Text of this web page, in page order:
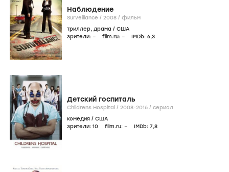
Наблюдение
Surveillance / 2008 / фильм
триллер, драма / США
зрители: – film.ru: – IMDb: 6,3
Детский госпиталь
Childrens Hospital / 2008-2016 / сериал
комедия / США
зрители: 10 film.ru: – IMDb: 7,8